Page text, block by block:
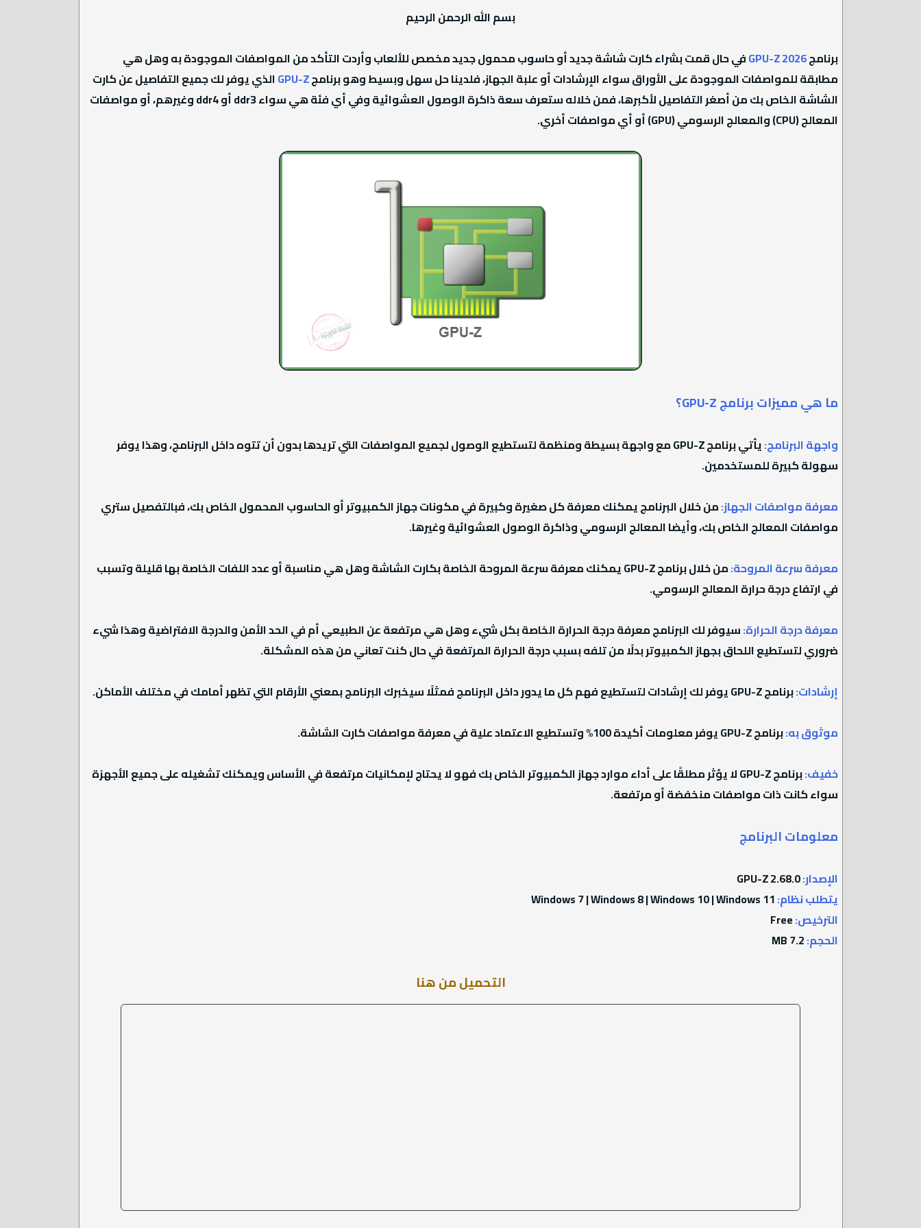
بسم الله الرحمن الرحيم
برنامج2026 GPU-Z
في حال قمت بشراء كارت شاشة جديد أو حاسوب محمول جديد مخصص للألعاب وأردت التأكد من المواصفات الموجودة به وهل هي
مطابقة للمواصفات الموجودة على الأوراق سواء الإرشادات أو علبة الجهاز، فلدينا حل سهل وبسيط وهو برنامجGPU-Zالذي يوفر لك جميع التفاصيل عن كارت
الشاشة الخاص بك من أصغر التفاصيل لأكبرها، فمن خلاله ستعرف سعة ذاكرة الوصول العشوائية وفي أي فئة هي سواء ddr3 أو ddr4 وغيرهم، أو مواصفات
المعالج (CPU) والمعالج الرسومي (GPU) أو أي مواصفات أخري.
ما هي مميزات برنامج GPU-Z؟
واجهة البرنامج:
يأتي برنامج GPU-Z مع واجهة بسيطة ومنظمة لتستطيع الوصول لجميع المواصفات التي تريدها بدون أن تتوه داخل البرنامج، وهذا يوفر
سهولة كبيرة للمستخدمين.
معرفة مواصفات الجهاز:من خلال البرنامج يمكنك معرفة كل صغيرة وكبيرة في مكونات جهاز الكمبيوتر أو الحاسوب المحمول الخاص بك، فبالتفصيل ستري
مواصفات المعالج الخاص بك، وأيضا المعالج الرسومي وذاكرة الوصول العشوائية وغيرها.
معرفة سرعة المروحة:
من خلال برنامج GPU-Z يمكنك معرفة سرعة المروحة الخاصة بكارت الشاشة وهل هي مناسبة أو عدد اللفات الخاصة بها قليلة وتسبب
في ارتفاع درجة حرارة المعالج الرسومي.
معرفة درجة الحرارة:سيوفر لك البرنامج معرفة درجة الحرارة الخاصة بكل شيء وهل هي مرتفعة عن الطبيعي أم في الحد الأمن والدرجة الافتراضية وهذا شيء
ضروري لتستطيع اللحاق بجهاز الكمبيوتر بدلًا من تلفه بسبب درجة الحرارة المرتفعة في حال كنت تعاني من هذه المشكلة.
إرشادات:برنامج GPU-Z يوفر لك إرشادات لتستطيع فهم كل ما يدور داخل البرنامج فمثلًا سيخبرك البرنامج بمعني الأرقام التي تظهر أمامك في مختلف الأماكن.
موثوق به:برنامج GPU-Z يوفر معلومات أكيدة 100% وتستطيع الاعتماد علية في معرفة مواصفات كارت الشاشة.
خفيف:
برنامج GPU-Z لا يؤثر مطلقًا على أداء موارد جهاز الكمبيوتر الخاص بك فهو لا يحتاج لإمكانيات مرتفعة في الأساس ويمكنك تشغيله على جميع الأجهزة
سواء كانت ذات مواصفات منخفضة أو مرتفعة.
معلومات البرنامج
الإصدار:GPU-Z 2.68.0
يتطلب نظام:
الترخيص:Free
الحجم:
التحميل من هنا